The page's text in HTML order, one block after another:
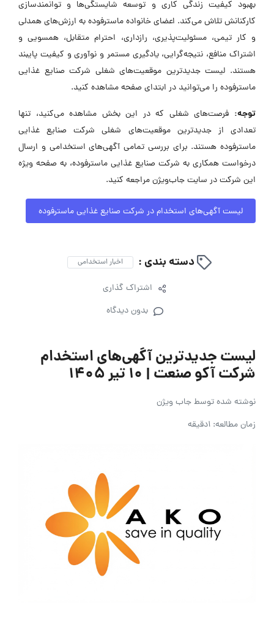
بهبود کیفیت زندگی کاری و توسعه شایستگی‌ها و توانمندسازی
کارکنانش تلاش می‌کند. اعضای خانواده ماسترفوده به ارزش‌های همدلی
و کار تیمی، مسئولیت‌پذیری، رازداری، احترام متقابل، همسویی و
اشتراک منافع، نتیجه‌گرایی، یادگیری مستمر و نوآوری و کیفیت پایبند
هستند. لیست جدیدترین موقعیت‌های شغلی شرکت صنایع غذایی
ماسترفوده را می‌توانید در ابتدای صفحه مشاهده کنید.
توجه: فرصت‌های شغلی که در این بخش مشاهده می‌کنید، تنها
تعدادی از جدیدترین موقعیت‌های شغلی شرکت صنایع غذایی
ماسترفوده هستند. برای بررسی تمامی آگهی‌های استخدامی و ارسال
درخواست همکاری به شرکت صنایع غذایی ماسترفوده، به صفحه ویژه
این شرکت در سایت جاب‌ویژن مراجعه کنید.
لیست آگهی‌های استخدام در شرکت صنایع غذایی ماسترفوده
دسته بندی : اخبار استخدامی
اشتراک گذاری
بدون دیدگاه
لیست جدیدترین آگهی‌های استخدام
شرکت آکو صنعت | ۱۰ تیر ۱۴۰۵
نوشته شده توسطجاب ویژن
زمان مطالعه: 1دقیقه